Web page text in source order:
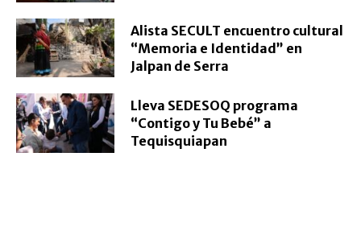
Alista SECULT encuentro cultural
“Memoria e Identidad” en
Jalpan de Serra
Lleva SEDESOQ programa
“Contigo y Tu Bebé” a
Tequisquiapan